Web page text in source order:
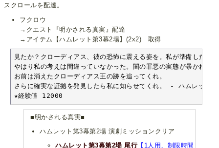
スクロールを配達。
フクロウ
→クエスト『明かされる真実』配達
→アイテム【ハムレット第3幕2場】(2x2) 取得
見たか？クローディアス、彼の恐怖に震える姿を。私が準備した罠
やはり私の考えは間違っていなかった。闇の罪悪の実態が暴かれた
お前は消えたクローディアス王の跡を追ってくれ。
さらに確実な証拠を発見したら私に知らせてくれ。 - ハムレット
★経験値 12000
■明かされる真実■
ハムレット第3幕第2場 演劇ミッションクリア
ハムレット第3幕第2場 尾行【1人用、制限時間